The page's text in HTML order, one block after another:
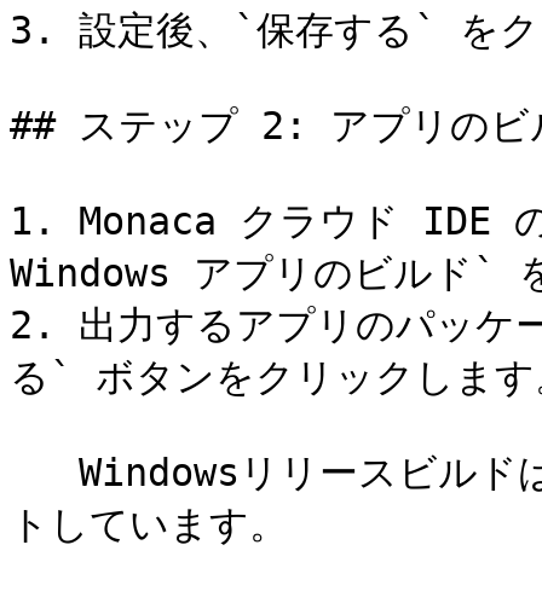
3. 設定後、`保存する` をク
## ステップ 2: アプリのビ
1. Monaca クラウド IDE
Windows アプリのビルド`
2. 出力するアプリのパッケ
る` ボタンをクリックします
トしています。